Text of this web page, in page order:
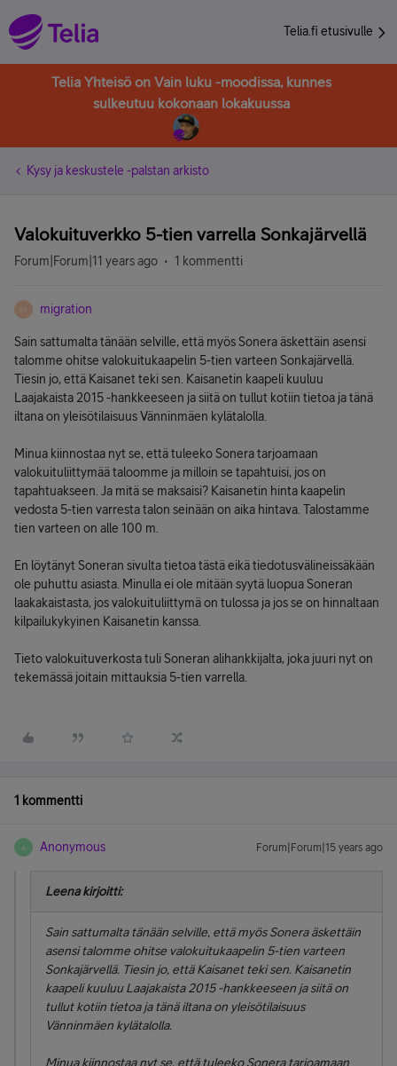
Telia.fi etusivulle
Telia Yhteisö on Vain luku -moodissa, kunnes
sulkeutuu kokonaan lokakuussa
Kysy ja keskustele -palstan arkisto
Valokuituverkko 5-tien varrella Sonkajärvellä
Forum|Forum|11 years ago 1 kommentti
M migration
Sain sattumalta tänään selville, että myös Sonera äskettäin asensi
talomme ohitse valokuitukaapelin 5-tien varteen Sonkajärvellä.
Tiesin jo, että Kaisanet teki sen. Kaisanetin kaapeli kuuluu
Laajakaista 2015 -hankkeeseen ja siitä on tullut kotiin tietoa ja tänä
iltana on yleisötilaisuus Vänninmäen kylätalolla.
Minua kiinnostaa nyt se, että tuleeko Sonera tarjoamaan
valokuituliittymää taloomme ja milloin se tapahtuisi, jos on
tapahtuakseen. Ja mitä se maksaisi? Kaisanetin hinta kaapelin
vedosta 5-tien varresta talon seinään on aika hintava. Talostamme
tien varteen on alle 100 m.
En löytänyt Soneran sivulta tietoa tästä eikä tiedotusvälineissäkään
ole puhuttu asiasta. Minulla ei ole mitään syytä luopua Soneran
laakakaistasta, jos valokuituliittymä on tulossa ja jos se on hinnaltaan
kilpailukykyinen Kaisanetin kanssa.
Tieto valokuituverkosta tuli Soneran alihankkijalta, joka juuri nyt on
tekemässä joitain mittauksia 5-tien varrella.
1 kommentti
A Anonymous Forum|Forum|15 years ago
Leena kirjoitti:
Sain sattumalta tänään selville, että myös Sonera äskettäin
asensi talomme ohitse valokuitukaapelin 5-tien varteen
Sonkajärvellä. Tiesin jo, että Kaisanet teki sen. Kaisanetin
kaapeli kuuluu Laajakaista 2015 -hankkeeseen ja siitä on
tullut kotiin tietoa ja tänä iltana on yleisötilaisuus
Vänninmäen kylätalolla.
Minua kiinnostaa nyt se, että tuleeko Sonera tarjoamaan